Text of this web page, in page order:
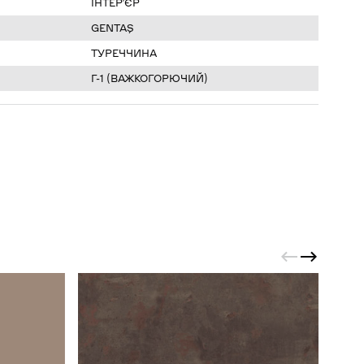
GENTAŞ
ТУРЕЧЧИНА
Г-1 (ВАЖКОГОРЮЧИЙ)